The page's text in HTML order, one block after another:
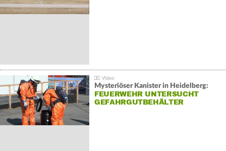
Mysteriöser Kanister in Heidelberg:
FEUERWEHR UNTERSUCHT
GEFAHRGUTBEHÄLTER